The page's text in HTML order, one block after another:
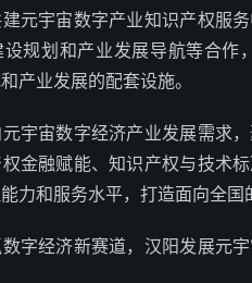
元宇宙数字产业知识产权服
规划和产业发展导航等合作
产业发展的配套设施。
宇宙数字经济产业发展需求
金融赋能、知识产权与技术
力和服务水平，打造面向全国
字经济新赛道，汉阳发展元